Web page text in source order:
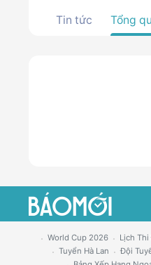
Tin tức Tổng
World Cup 2026 Lịch
Tuyển Hà Lan
Đội